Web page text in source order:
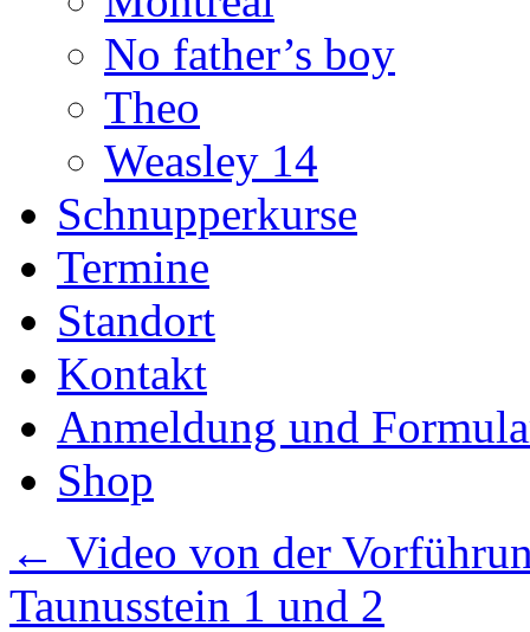
No father’s boy
Theo
Weasley 14
Schnupperkurse
Termine
Standort
Kontakt
Anmeldung und
Shop
← Video von der
Taunusstein 1 und 2